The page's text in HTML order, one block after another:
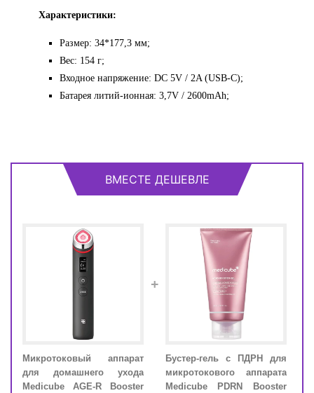
Характеристики:
Размер: 34*177,3 мм;
Вес: 154 г;
Входное напряжение: DC 5V / 2A (USB-C);
Батарея литий-ионная: 3,7V / 2600mAh;
ВМЕСТЕ ДЕШЕВЛЕ
Микротоковый аппарат
для домашнего ухода
Medicube AGE-R Booster
+
Бустер-гель с ПДРН для
микротокового аппарата
Medicube PDRN Booster